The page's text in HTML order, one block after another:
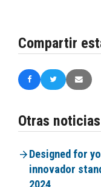
Compartir
Otras noticias
Designed for
innovador